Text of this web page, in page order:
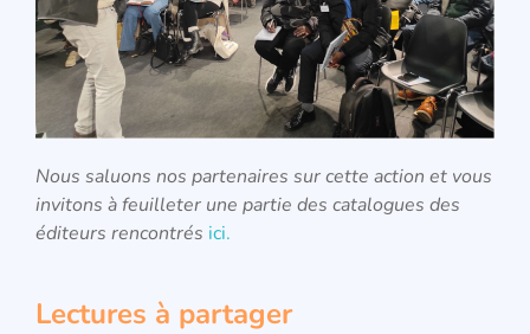
Nous saluons nos partenaires sur cette action et vous
invitons à feuilleter une partie des catalogues des
éditeurs rencontrés ici.
Lectures à partager